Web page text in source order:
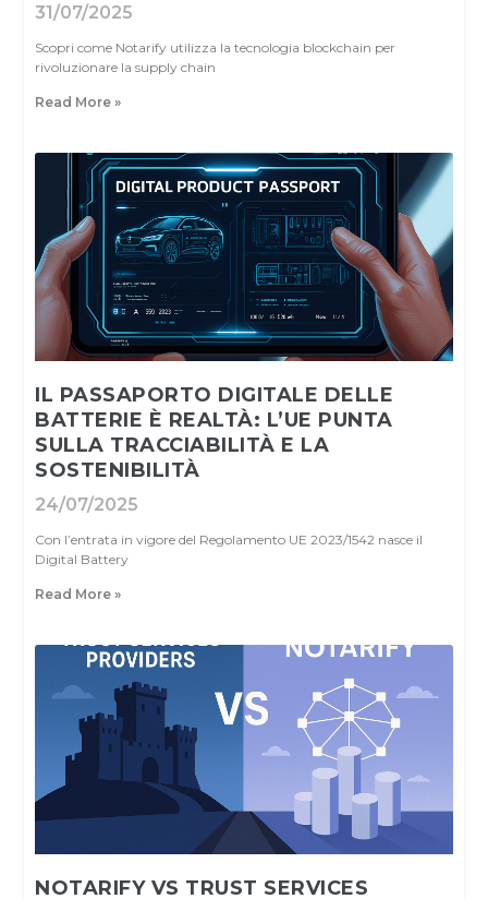
31/07/2025
Scopri come Notarify utilizza la tecnologia blockchain per
rivoluzionare la supply chain
Read More »
IL PASSAPORTO DIGITALE DELLE
BATTERIE È REALTÀ: L’UE PUNTA
SULLA TRACCIABILITÀ E LA
SOSTENIBILITÀ
24/07/2025
Con l’entrata in vigore del Regolamento UE 2023/1542 nasce il
Digital Battery
Read More »
NOTARIFY VS TRUST SERVICES